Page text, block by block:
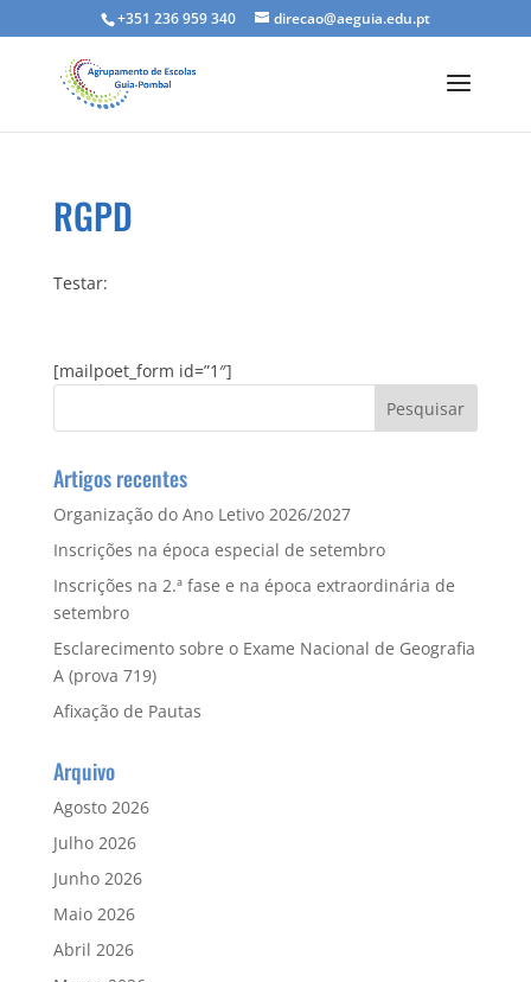
+351 236 959 340 direcao@aeguia.edu.pt
RGPD
Testar:
[mailpoet_form id=”1″]
Artigos recentes
Organização do Ano Letivo 2026/2027
Inscrições na época especial de setembro
Inscrições na 2.ª fase e na época extraordinária de
setembro
Esclarecimento sobre o Exame Nacional de Geografia
A (prova 719)
Afixação de Pautas
Arquivo
Agosto 2026
Julho 2026
Junho 2026
Maio 2026
Abril 2026